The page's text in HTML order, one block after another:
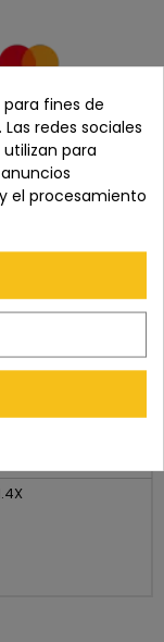
fines de
redes sociales
para
el procesamiento